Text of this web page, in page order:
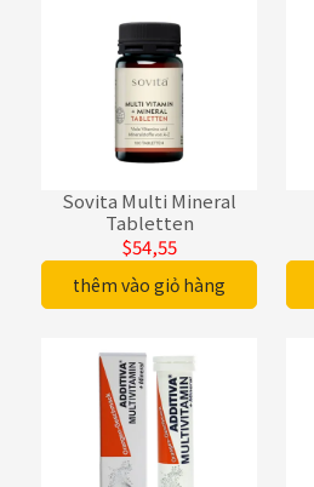
Sovita Multi Mineral
Tabletten
$54,55
thêm vào giỏ hàng